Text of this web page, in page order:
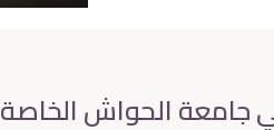
جامعة الحواش الخاصة